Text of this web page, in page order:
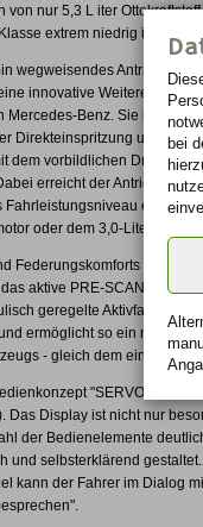
von nur 5,3 L iter
extrem niedrig ist.
wegweisendes
innovative
Mercedes-Benz. Sie
Direkteinspritzung und der
dem vorbildlichen
erreicht der Antrieb im F
einer
oder dem 3,0-Liter-V6-
Federungskomforts setzt der
aktive PRE-SCAN-
geregelte Aktivfahrwerk
ermöglicht so ein nochmals
- gleich dem eines
"SERVO-HMI"
Das Display ist nicht nur
der Bedienelemente
und selbsterklärend
kann der Fahrer im Dialog
bei